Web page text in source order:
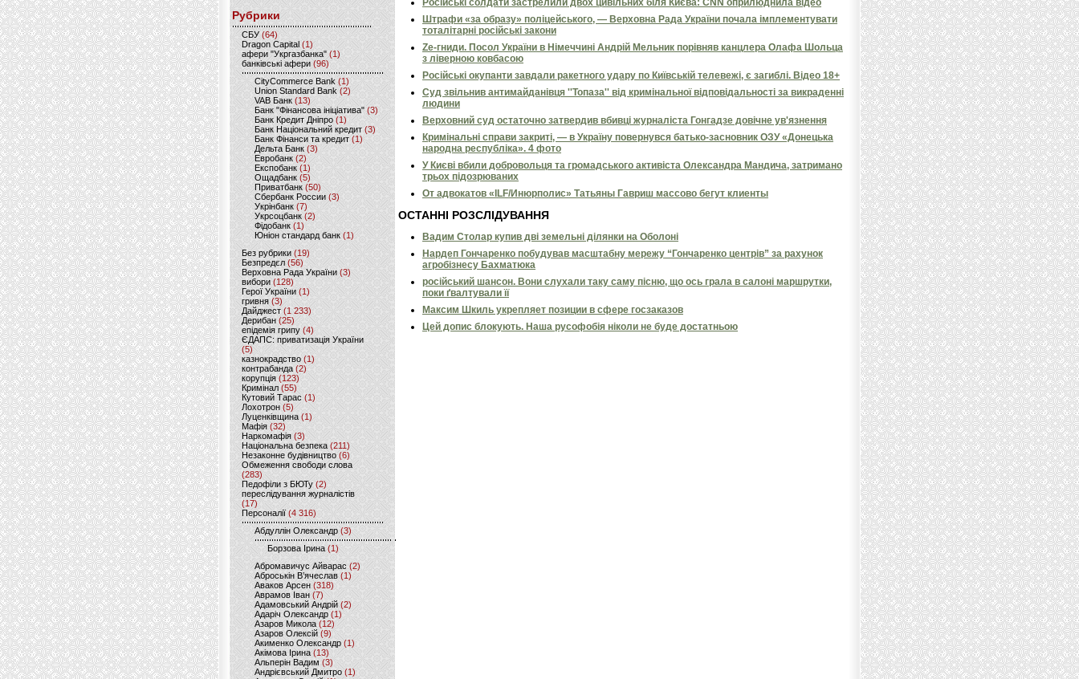
Рубрики
CБУ (64)
Dragon Capital (1)
афери "Укргазбанка" (1)
банківські афери (96)
CityCommerce Bank (1)
Union Standard Bank (2)
VAB Банк (13)
Банк "Фінансова ініціатива" (3)
Банк Кредит Дніпро (1)
Банк Національний кредит (3)
Банк Фінанси та кредит (1)
Дельта Банк (3)
Евробанк(2)
Експобанк (1)
Ощадбанк(5)
Приватбанк (50)
Сбербанк России (3)
Укрінбанк(7)
Укрсоцбанк (2)
Фідобанк (1)
Юніон стандард банк(1)
Без рубрики (19)
Безпредєл(56)
Верховна Рада України (3)
вибори(128)
Герої України(1)
гривня (3)
Дайджест (1 233)
Дерибан (25)
епідемія грипу (4)
ЄДАПС: приватизація України
(5)
казнокрадство (1)
контрабанда (2)
корупція (123)
Кримінал (55)
Кутовий Тарас (1)
Лохотрон(5)
Луценківщина (1)
Мафія (32)
Наркомафія (3)
Національна безпека (211)
Незаконне будівництво(6)
Обмеження свободи слова
(283)
Педофіли з БЮТу (2)
переслідування журналістів
(17)
Персоналії (4 316)
Абдуллін Олександр (3)
Борзова Ірина(1)
Абромавичус Айварас (2)
Аброськін В’ячеслав(1)
Аваков Арсен (318)
Аврамов Іван (7)
Адамовський Андрій(2)
Адаріч Олександр (1)
Азаров Микола (12)
Азаров Олексій (9)
Акименко Олександр(1)
Акімова Ірина(13)
Альперін Вадим (3)
Андрієвський Дмитро(1)
Російські солдати застрелили двох цивільних біля Києва: CNN оприлюднила відео
Штрафи «за образу» поліцейського, — Верховна Рада України почала імплементувати
тоталітарні російські закони
Ze-гниди. Посол України в Німеччині Андрій Мельник порівняв канцлера Олафа Шольца
з ліверною ковбасою
Російські окупанти завдали ракетного удару по Київській телевежі, є загиблі. Відео 18+
Суд звільнив антимайданівця ''Топаза'' від кримінальної відповідальності за викраденні
людини
Верховний суд остаточно затвердив вбивці журналіста Гонгадзе довічне ув'язнення
Кримінальні справи закриті, — в Україну повернувся батько-засновник ОЗУ «Донецька
народна республіка». 4 фото
У Києві вбили добровольця та громадського активіста Олександра Мандича, затримано
трьох підозрюваних
От адвокатов «ILF/Инюрполис» Татьяны Гавриш массово бегут клиенты
ОСТАННІ РОЗСЛІДУВАННЯ
Вадим Столар купив дві земельні ділянки на Оболоні
Нардеп Гончаренко побудував масштабну мережу “Гончаренко центрів” за рахунок
агробізнесу Бахматюка
російський шансон. Вони слухали таку саму пісню, що ось грала в салоні маршрутки,
поки ґвалтували її
Максим Шкиль укрепляет позиции в сфере госзаказов
Цей допис блокують. Наша русофобія ніколи не буде достатньою